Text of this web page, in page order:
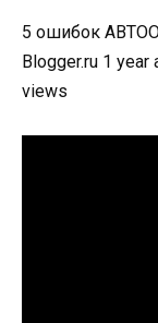
5 ошибок
Blogger.ru 1
views